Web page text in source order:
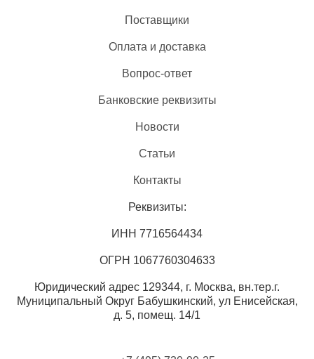
Поставщики
Оплата и доставка
Вопрос-ответ
Банковские реквизиты
Новости
Статьи
Контакты
Реквизиты:
ИНН 7716564434
ОГРН 1067760304633
Юридический адрес 129344, г. Москва, вн.тер.г.
Муниципальный Округ Бабушкинский, ул Енисейская,
д. 5, помещ. 14/1